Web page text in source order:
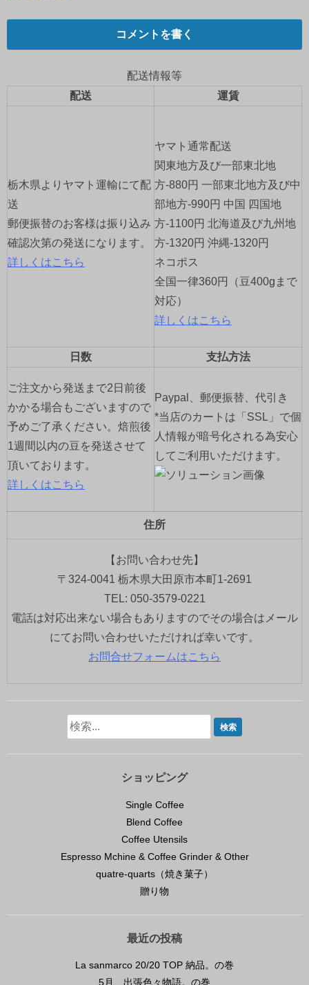
ョ
ン
コメントを書く
配送情報等
配送
運賃
栃木県よりヤマト運輸にて配
送
郵便振替のお客様は振り込み
確認次第の発送になります。
詳しくはこちら
ヤマト通常配送
関東地方及び一部東北地
方-880円 一部東北地方及び中
部地方-990円 中国 四国地
方-1100円 北海道及び九州地
方-1320円 沖縄-1320円
ネコポス
全国一律360円（豆400gまで
対応）
詳しくはこちら
日数 支払方法
ご注文から発送まで2日前後
かかる場合もございますので
予めご了承ください。焙煎後
1週間以内の豆を発送させて
頂いております。
詳しくはこちら
Paypal、郵便振替、代引き
*当店のカートは「SSL」で個
人情報が暗号化される為安心
してご利用いただけます。
住所
【お問い合わせ先】
〒324-0041 栃木県大田原市本町1-2691
TEL: 050-3579-0221
電話は対応出来ない場合もありますのでその場合はメール
にてお問い合わせいただければ幸いです。
お問合せフォームはこちら
ショッピング
Single Coffee
Blend Coffee
Coffee Utensils
Espresso Mchine & Coffee Grinder & Other
quatre-quarts（焼き菓子）
贈り物
最近の投稿
La sanmarco 20/20 TOP 納品。の巻
5月、出張色々物語。の巻